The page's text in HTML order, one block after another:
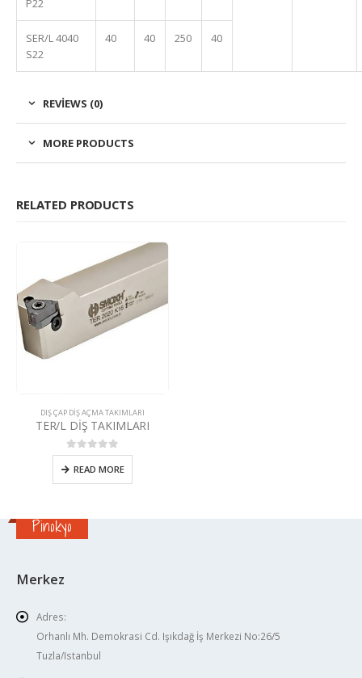
P22
SER/L 4040
S22
40 40 250 40
REVIEWS (0)
MORE PRODUCTS
RELATED PRODUCTS
DIŞ ÇAP DIŞ AÇMA TAKIMLARI
TER/L DİŞ TAKIMLARI
05 üzerinden
READ MORE
Pinokyo
Merkez
Adres:
Orhanlı Mh. Demokrasi Cd. Işıkdağ İş Merkezi No:26/5
Tuzla/Istanbul